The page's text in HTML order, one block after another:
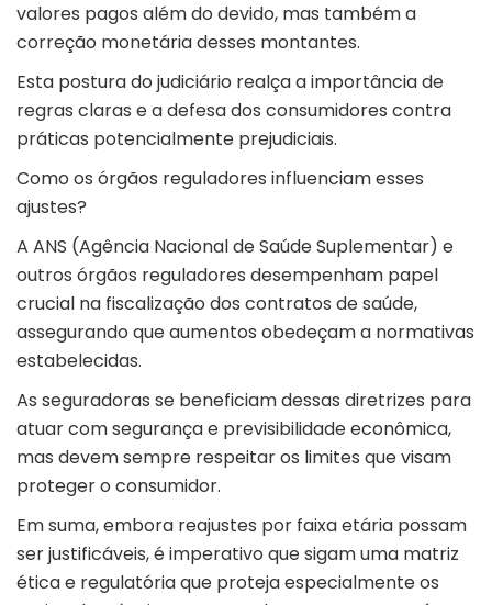
valores pagos além do devido, mas também a
correção monetária desses montantes.
Esta postura do judiciário realça a importância de
regras claras e a defesa dos consumidores contra
práticas potencialmente prejudiciais.
Como os órgãos reguladores influenciam esses
ajustes?
A ANS (Agência Nacional de Saúde Suplementar) e
outros órgãos reguladores desempenham papel
crucial na fiscalização dos contratos de saúde,
assegurando que aumentos obedeçam a normativas
estabelecidas.
As seguradoras se beneficiam dessas diretrizes para
atuar com segurança e previsibilidade econômica,
mas devem sempre respeitar os limites que visam
proteger o consumidor.
Em suma, embora reajustes por faixa etária possam
ser justificáveis, é imperativo que sigam uma matriz
ética e regulatória que proteja especialmente os